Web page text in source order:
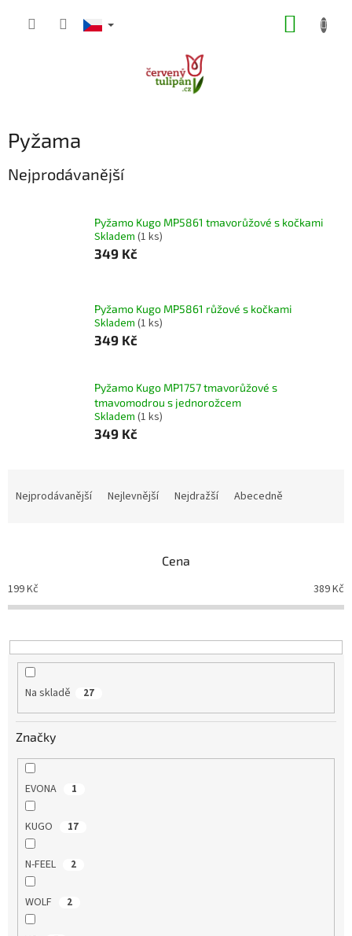
Pyžama
Nejprodávanější
Pyžamo Kugo MP5861 tmavorůžové s kočkami
Skladem (1 ks)
349 Kč
Pyžamo Kugo MP5861 růžové s kočkami
Skladem (1 ks)
349 Kč
Pyžamo Kugo MP1757 tmavorůžové s
tmavomodrou s jednorožcem
Skladem (1 ks)
349 Kč
p
r
o
u
Nejprodávanější Nejlevnější Nejdražší Abecedně
Cena
199Kč 389Kč
Na skladě 27
Značky
EVONA 1
KUGO 17
N-FEEL 2
WOLF 2